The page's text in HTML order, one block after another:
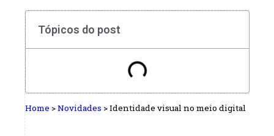
Tópicos do post
Home >Novidades >Identidade visual no meio digital